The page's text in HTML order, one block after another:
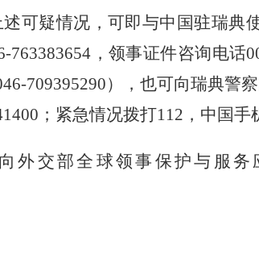
可疑情况，可即与中国驻瑞典
763383654，领事证件咨询电话
709395290），也可向瑞典警
；紧急情况拨打112，中国手
外交部全球领事保护与服务